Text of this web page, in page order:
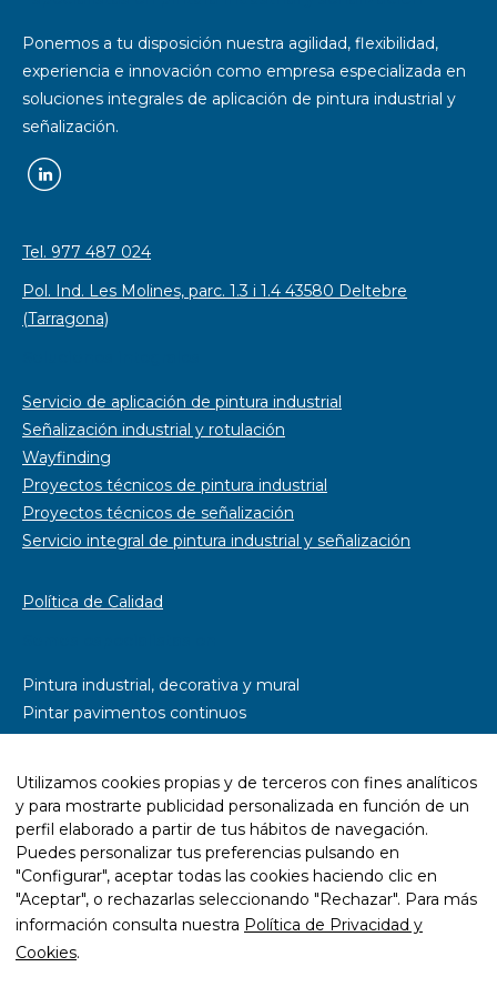
Ponemos a tu disposición nuestra agilidad, flexibilidad,
experiencia e innovación como empresa especializada en
soluciones integrales de aplicación de pintura industrial y
señalización.
Tel. 977 487 024
Pol. Ind. Les Molines, parc. 1.3 i 1.4 43580 Deltebre
(Tarragona)
Servicio de aplicación de pintura industrial
Señalización industrial y rotulación
Wayfinding
Proyectos técnicos de pintura industrial
Proyectos técnicos de señalización
Servicio integral de pintura industrial y señalización
Política de Calidad
Pintura industrial, decorativa y mural
Pintar pavimentos continuos
Pintar parkings
Pintar pistas deportivas
Señalética y rotulación
Diseño wayfinding
Trabajos con resina epoxi
Trabajos con pintura ecológica
Mantenimiento y rehabilitación de infraestructuras
Utilizamos cookies propias y de terceros con fines analíticos
y para mostrarte publicidad personalizada en función de un
perfil elaborado a partir de tus hábitos de navegación.
Puedes personalizar tus preferencias pulsando en
"Configurar", aceptar todas las cookies haciendo clic en
"Aceptar", o rechazarlas seleccionando "Rechazar". Para más
información consulta nuestra Política de Privacidad y
Cookies.